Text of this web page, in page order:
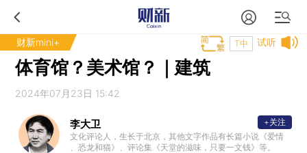
财新mini+ 试听
T中
体育馆？美术馆？｜建筑
2024年07月23日 15:42
李大卫
文化评论人，生长于北京，其他文字作品有长篇小说《爱情
、恐龙和猫》、评论集《天堂的滋味，只要一文钱》等。
+关注